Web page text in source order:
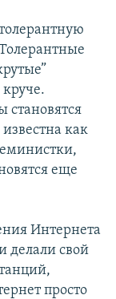
Толерантные
становятся
как
еще
Интернета
делали свой
просто